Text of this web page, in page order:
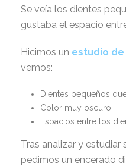
Se veía los dientes
gustaba el espacio
Hicimos un estudio de
vemos:
Dientes pequeños
Color muy oscuro
Espacios entre los
Tras analizar y estudiar
pedimos un encerado